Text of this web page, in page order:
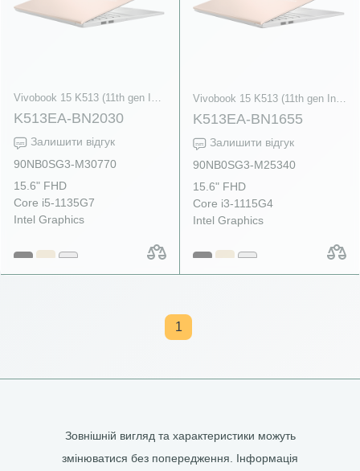
Vivobook 15 K513 (11th gen Intel)
K513EA-BN2030
Залишити відгук
90NB0SG3-M30770
15.6" FHD
Core i5-1135G7
Intel Graphics
Vivobook 15 K513 (11th gen Intel)
K513EA-BN1655
Залишити відгук
90NB0SG3-M25340
15.6" FHD
Core i3-1115G4
Intel Graphics
1
Зовнішній вигляд та характеристики можуть
змінюватися без попередження. Інформація